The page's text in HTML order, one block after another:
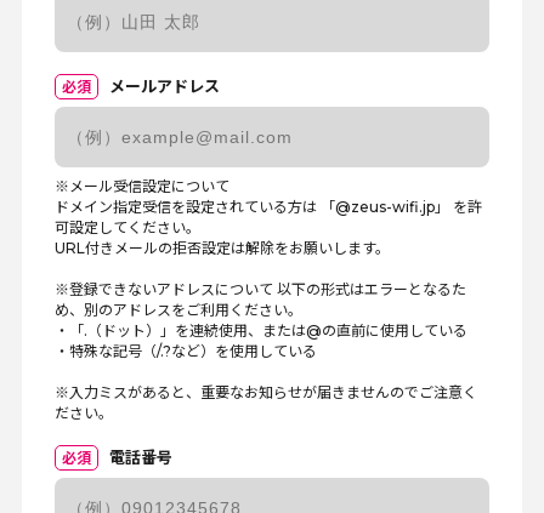
必須 メールアドレス
※メール受信設定について
ドメイン指定受信を設定されている方は 「@zeus-wifi.jp」 を許
可設定してください。
URL付きメールの拒否設定は解除をお願いします。
※登録できないアドレスについて 以下の形式はエラーとなるた
め、別のアドレスをご利用ください。
・「.（ドット）」を連続使用、または@の直前に使用している
・特殊な記号（/.?など）を使用している
※入力ミスがあると、重要なお知らせが届きませんのでご注意く
ださい。
必須 電話番号